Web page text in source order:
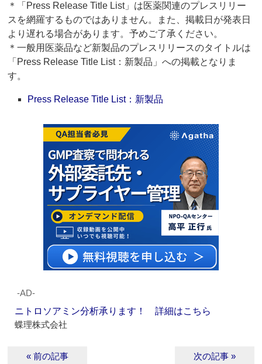
＊「Press Release Title List」は医薬関連のプレスリリー
スを網羅するものではありません。また、掲載日が発表日
より遅れる場合があります。予めご了承ください。
＊一般用医薬品など新製品のプレスリリースのタイトルは
「Press Release Title List：新製品」への掲載となりま
す。
Press Release Title List：新製品
‐AD‐
ニトロソアミン分析承ります！ 詳細はこちら
蝶理株式会社
« 前の記事 次の記事 »